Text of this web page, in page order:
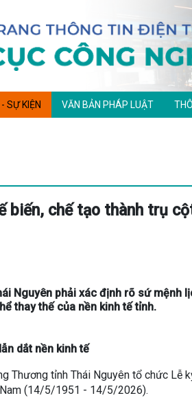
SỰ KIỆN VĂN BẢN PHÁP LUẬT
biến, chế tạo thành trụ
Nguyên phải xác định rõ sứ mệnh
thay thế của nền kinh tế tỉnh.
dắt nền kinh tế
Thương tỉnh Thái Nguyên tổ chức Lễ
(14/5/1951 - 14/5/2026).